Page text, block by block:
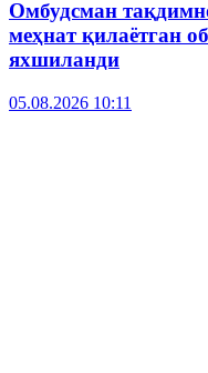
Омбудсман
меҳнат қилаётган
яхшиланди
05.08.2026 10:11